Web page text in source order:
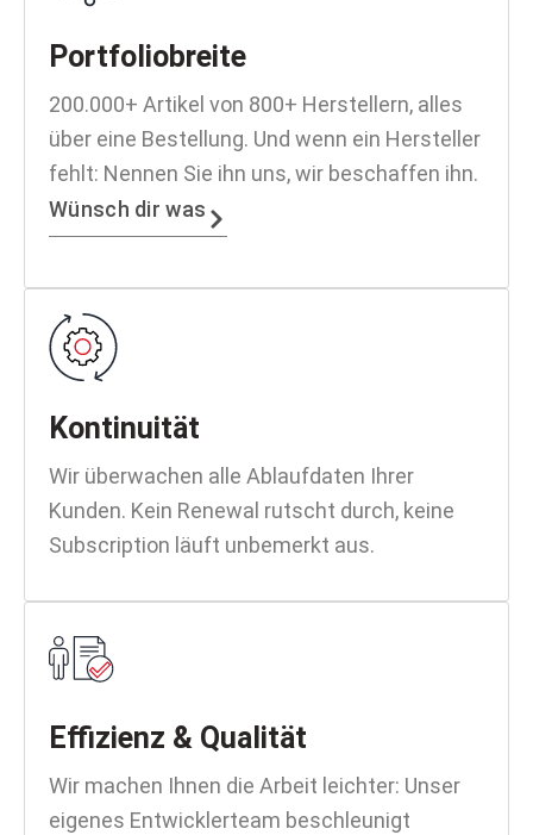
Portfoliobreite
200.000+ Artikel von 800+ Herstellern, alles
über eine Bestellung. Und wenn ein Hersteller
fehlt: Nennen Sie ihn uns, wir beschaffen ihn.
Wünsch dir was
Kontinuität
Wir überwachen alle Ablaufdaten Ihrer
Kunden. Kein Renewal rutscht durch, keine
Subscription läuft unbemerkt aus.
Effizienz & Qualität
Wir machen Ihnen die Arbeit leichter: Unser
eigenes Entwicklerteam beschleunigt